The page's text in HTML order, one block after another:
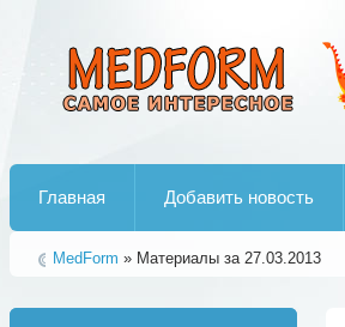
Главная Добавить новость
MedForm » Материалы за 27.03.2013